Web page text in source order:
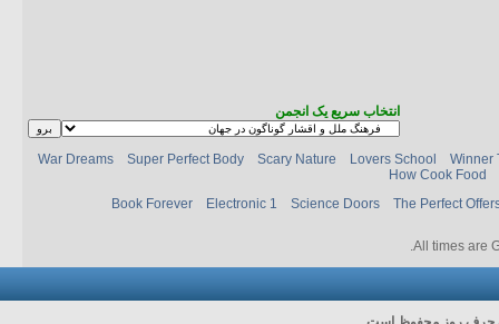
انتخاب سریع یک انجمن
War Dreams Super Perfect Body Scary Nature Lovers School
Winner
How Cook Food
Book Forever
Electronic 1 Science Doors The Perfect
All times are